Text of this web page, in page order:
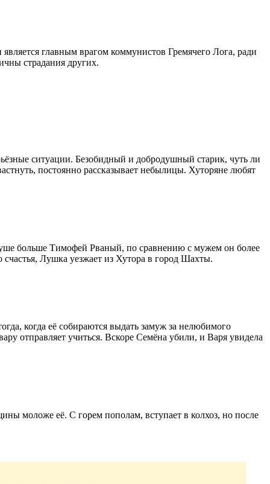
главным врагом коммунистов Гремячего Лога, ради
страдания других.
ситуации. Безобидный и добродушный старик, чуть ли
постоянно рассказывает небылицы. Хуторяне любят
больше Тимофей Рваный, по сравнению с мужем он более
Лушка уезжает из Хутора в город Шахты.
когда её собираются выдать замуж за нелюбимого
отправляет учиться. Вскоре Семёна убили, и Варя увидела
моложе её. С горем пополам, вступает в колхоз, но после